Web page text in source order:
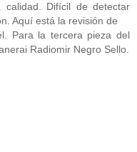
Difícil de detectar
Aquí está la revisión de
Para la tercera pieza del
Radiomir Negro Sello.